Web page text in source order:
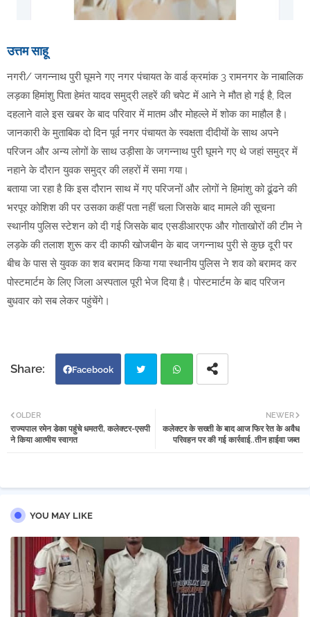
उत्तम साहू
नगरी/ जगन्नाथ पुरी घूमने गए नगर पंचायत के वार्ड क्रमांक 3 रामनगर के नाबालिक
लड़का हिमांशु पिता हेमंत यादव समुद्री लहरें की चपेट में आने ने मौत हो गई है, दिल
दहलाने वाले इस खबर के बाद परिवार में मातम और मोहल्ले में शोक का माहौल है।
जानकारी के मुताबिक दो दिन पूर्व नगर पंचायत के स्वक्षता दीदीयों के साथ अपने
परिजन और अन्य लोगों के साथ उड़ीसा के जगन्नाथ पुरी घूमने गए थे जहां समुद्र में
नहाने के दौरान युवक समुद्र की लहरों में समा गया।
बताया जा रहा है कि इस दौरान साथ में गए परिजनों और लोगों ने हिमांशु को ढूंढने की
भरपूर कोशिश की पर उसका कहीं पता नहीं चला जिसके बाद मामले की सूचना
स्थानीय पुलिस स्टेशन को दी गई जिसके बाद एसडीआरएफ और गोताखोरों की टीम ने
लड़के की तलाश शुरू कर दी काफी खोजबीन के बाद जगन्नाथ पुरी से कुछ दूरी पर
बीच के पास से युवक का शव बरामद किया गया स्थानीय पुलिस ने शव को बरामद कर
पोस्टमार्टम के लिए जिला अस्पताल पूरी भेज दिया है। पोस्टमार्टम के बाद परिजन
बुधवार को सब लेकर पहुंचेंगे।
Facebook
tter atsa
NEWER
कलेक्टर के सख्ती के बाद आज फिर रेत के अवैध
परिवहन पर की गई कार्रवाई..तीन हाईवा जब्त
OLDER
राज्यपाल रमेन डेका पहुंचे धमतरी, कलेक्टर-एसपी
ने किया आत्मीय स्वागत
YOU MAY LIKE